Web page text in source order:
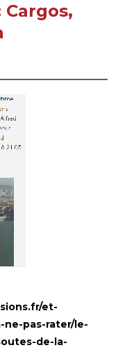
et-
ne-pas-rater/le-
de-la-